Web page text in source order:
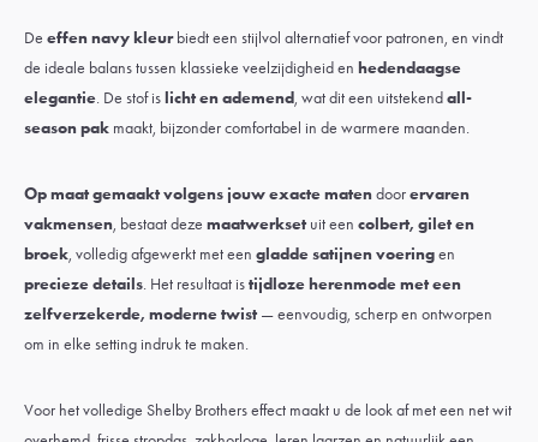
De effen navy kleurbiedt een stijlvol alternatief voor patronen, en vindt
de ideale balans tussen klassieke veelzijdigheid en hedendaagse
elegantie. De stof islicht en ademend, wat dit een uitstekendall-
season pak maakt, bijzonder comfortabel in de warmere maanden.
Op maat gemaakt volgens jouw exacte matendoorervaren
vakmensen, bestaat deze maatwerkset uit een colbert, gilet en
broek, volledig afgewerkt met een gladde satijnen voeringen
precieze details. Het resultaat istijdloze herenmode met een
zelfverzekerde, moderne twist — eenvoudig, scherp en ontworpen
om in elke setting indruk te maken.
Voor het volledige Shelby Brothers effect maakt u de look af met een net wit